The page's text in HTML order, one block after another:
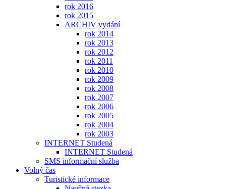
rok 2016
rok 2015
ARCHIV vydání
rok 2014
rok 2013
rok 2012
rok 2011
rok 2010
rok 2009
rok 2008
rok 2007
rok 2006
rok 2005
rok 2004
rok 2003
INTERNET Studená
INTERNET Studená
SMS informační služba
Volný čas
Turistické informace